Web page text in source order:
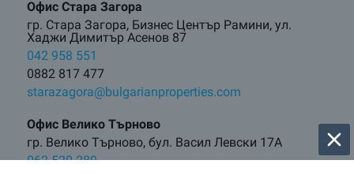
Офис Стара Загора
гр. Стара Загора, Бизнес Център Рамини, ул.
Хаджи Димитър Асенов 87
042 958 551
0882 817 477
starazagora@bulgarianproperties.com
Офис Велико Търново
гр. Велико Търново, бул. Васил Левски 17А
062 520 289